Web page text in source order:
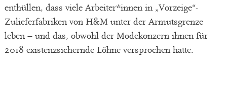
enthüllen, dass viele Arbeiter*innen in „Vorzeige“-
Zulieferfabriken von H&M unter der Armutsgrenze
leben – und das, obwohl der Modekonzern ihnen für
2018 existenzsichernde Löhne versprochen hatte.